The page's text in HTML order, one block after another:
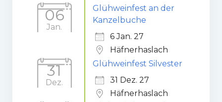
06
Jan.
Glühweinfest an der
Kanzelbuche
6 Jan. 27
Häfnerhaslach
31
Dez.
Glühweinfest Silvester
31 Dez. 27
Häfnerhaslach